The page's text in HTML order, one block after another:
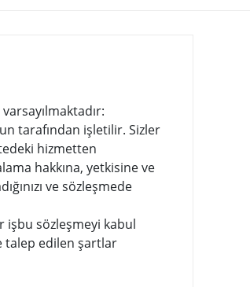
tarafından işletilir. Sizler
hizmetten
hakkına, yetkisine ve
ve sözleşmede
işbu sözleşmeyi kabul
talep edilen şartlar